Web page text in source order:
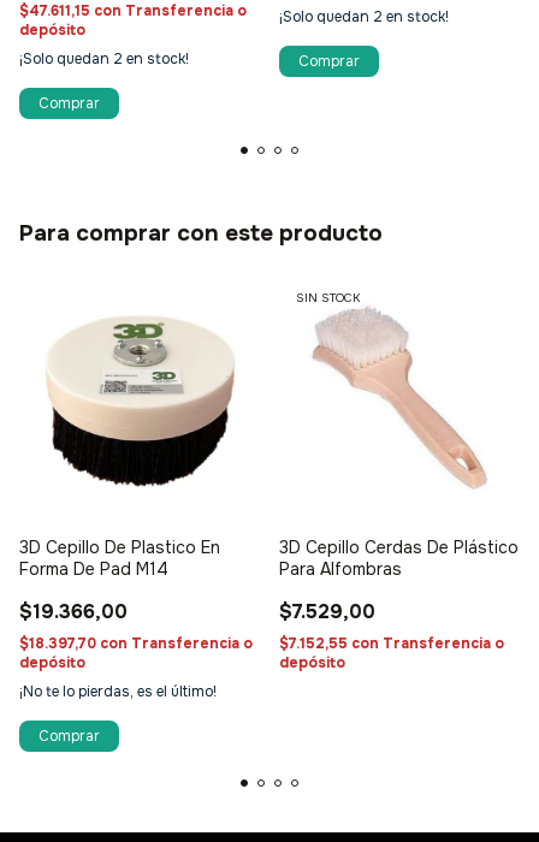
$47.611,15 con Transferencia o
depósito
¡Solo quedan 2 en stock!
¡Solo quedan 2 en stock!
Para comprar con este producto
3D Cepillo De Plastico En
Forma De Pad M14
$19.366,00
$18.397,70 con Transferencia o
depósito
¡No te lo pierdas, es el último!
SIN STOCK
3D Cepillo Cerdas De Plástico
Para Alfombras
$7.529,00
$7.152,55 con Transferencia o
depósito